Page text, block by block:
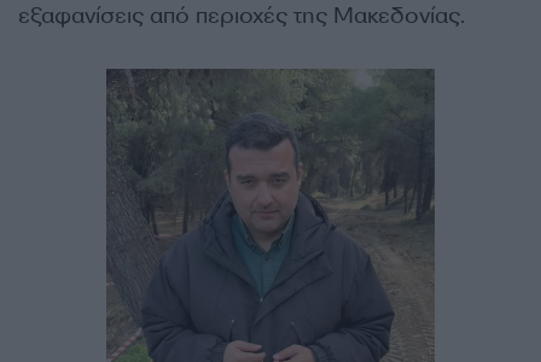
εξαφανίσεις από περιοχές της Μακεδονίας.